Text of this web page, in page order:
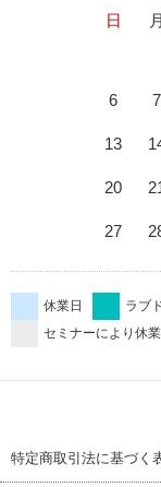
日 月
6 7
13
20
27
休業日
ラブ
セミナーにより休業
特定商取引法に基づく